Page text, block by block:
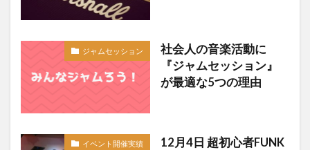
ジャムセッション
社会人の音楽活動に
『ジャムセッション』
が最適な5つの理由
イベント開催実績
12月4日 超初心者FUNK